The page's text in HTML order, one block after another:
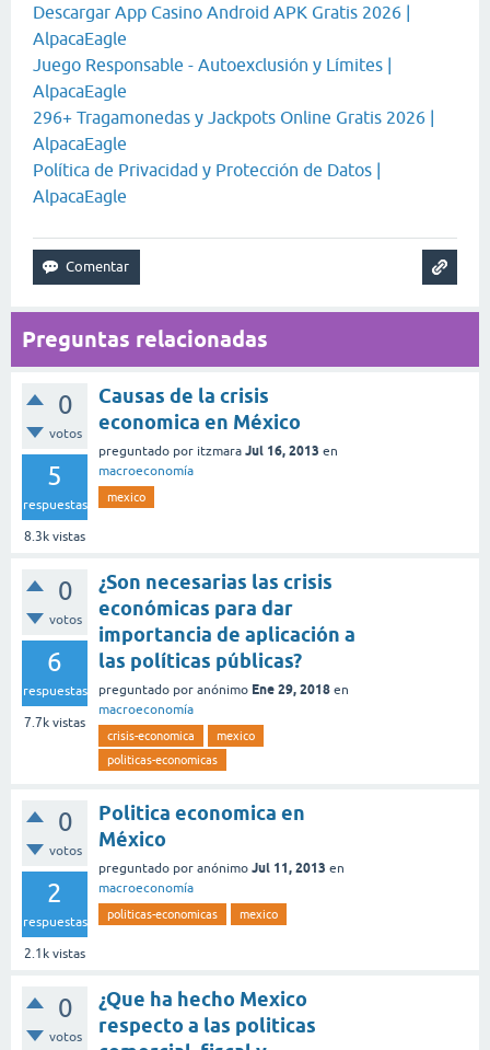
Descargar App Casino Android APK Gratis 2026 |
AlpacaEagle
Juego Responsable - Autoexclusión y Límites |
AlpacaEagle
296+ Tragamonedas y Jackpots Online Gratis 2026 |
AlpacaEagle
Política de Privacidad y Protección de Datos |
AlpacaEagle
Preguntas relacionadas
0
votos
5
respuestas
8.3k vistas
Causas de la crisis
economica en México
preguntado por itzmara Jul 16, 2013 en
macroeconomía
mexico
0
votos
6
respuestas
7.7k vistas
¿Son necesarias las crisis
económicas para dar
importancia de aplicación a
las políticas públicas?
preguntado por anónimo Ene 29, 2018 en
macroeconomía
crisis-economica
mexico
politicas-economicas
0
votos
2
respuestas
2.1k vistas
Politica economica en
México
preguntado por anónimo Jul 11, 2013 en
macroeconomía
politicas-economicas mexico
0
votos
¿Que ha hecho Mexico
respecto a las politicas